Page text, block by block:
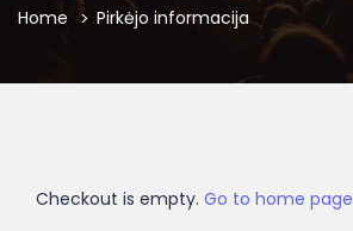
Home Pirkėjo informacija
Checkout is empty. Go to home page